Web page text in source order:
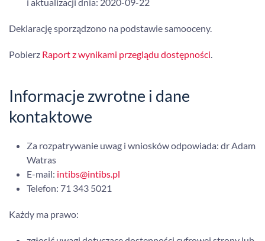
i aktualizacji dnia: 2020-09-22
Deklarację sporządzono na podstawie samooceny.
Pobierz Raport z wynikami przeglądu dostępności.
Informacje zwrotne i dane
kontaktowe
Za rozpatrywanie uwag i wniosków odpowiada: dr Adam
Watras
E-mail: intibs@intibs.pl
Telefon: 71 343 5021
Każdy ma prawo: